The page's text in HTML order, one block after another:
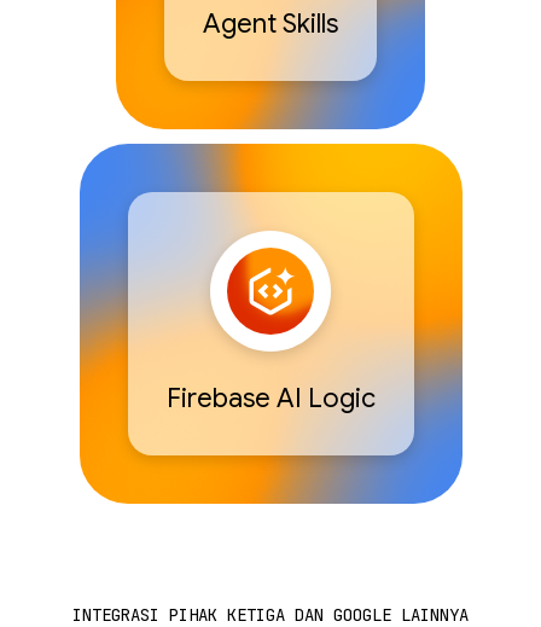
Agent Skills
Firebase AI Logic
INTEGRASI PIHAK KETIGA DAN GOOGLE LAINNYA